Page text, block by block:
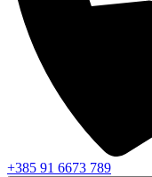
+385 91 6673 789